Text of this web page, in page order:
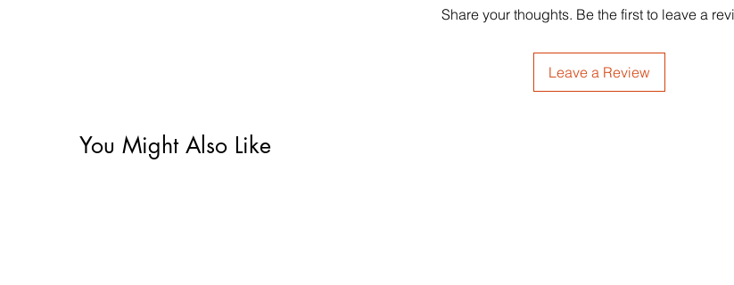
Share your thoughts. Be the first to leave a
Leave a Review
You Might Also Like